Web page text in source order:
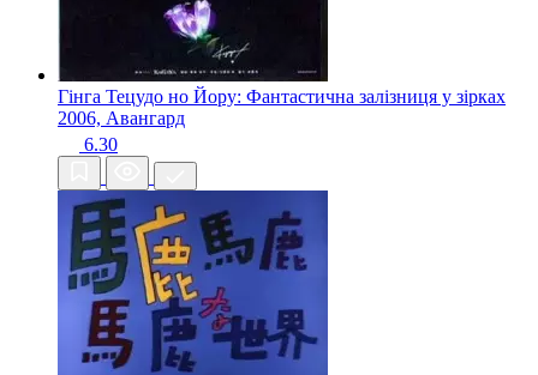
Гінга Тецудо но Йору: Фантастична залізниця у зірках
2006, Авангард
6.30